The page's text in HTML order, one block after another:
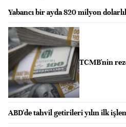
Yabancı bir ayda 820 milyon
TCMB'nin
ABD'de tahvil getirileri yılın ilk